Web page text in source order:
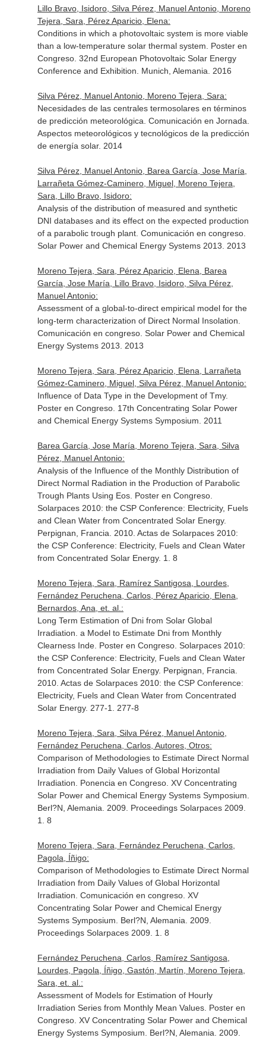
Lillo Bravo, Isidoro, Silva Pérez, Manuel Antonio, Moreno
Tejera, Sara, Pérez Aparicio, Elena:
Conditions in which a photovoltaic system is more viable
than a low-temperature solar thermal system. Poster en
Congreso. 32nd European Photovoltaic Solar Energy
Conference and Exhibition. Munich, Alemania. 2016
Silva Pérez, Manuel Antonio, Moreno Tejera, Sara:
Necesidades de las centrales termosolares en términos
de predicción meteorológica. Comunicación en Jornada.
Aspectos meteorológicos y tecnológicos de la predicción
de energía solar. 2014
Silva Pérez, Manuel Antonio, Barea García, Jose María,
Larrañeta Gómez-Caminero, Miguel, Moreno Tejera,
Sara, Lillo Bravo, Isidoro:
Analysis of the distribution of measured and synthetic
DNI databases and its effect on the expected production
of a parabolic trough plant. Comunicación en congreso.
Solar Power and Chemical Energy Systems 2013. 2013
Moreno Tejera, Sara, Pérez Aparicio, Elena, Barea
García, Jose María, Lillo Bravo, Isidoro, Silva Pérez,
Manuel Antonio:
Assessment of a global-to-direct empirical model for the
long-term characterization of Direct Normal Insolation.
Comunicación en congreso. Solar Power and Chemical
Energy Systems 2013. 2013
Moreno Tejera, Sara, Pérez Aparicio, Elena, Larrañeta
Gómez-Caminero, Miguel, Silva Pérez, Manuel Antonio:
Influence of Data Type in the Development of Tmy.
Poster en Congreso. 17th Concentrating Solar Power
and Chemical Energy Systems Symposium. 2011
Barea García, Jose María, Moreno Tejera, Sara, Silva
Pérez, Manuel Antonio:
Analysis of the Influence of the Monthly Distribution of
Direct Normal Radiation in the Production of Parabolic
Trough Plants Using Eos. Poster en Congreso.
Solarpaces 2010: the CSP Conference: Electricity, Fuels
and Clean Water from Concentrated Solar Energy.
Perpignan, Francia. 2010. Actas de Solarpaces 2010:
the CSP Conference: Electricity, Fuels and Clean Water
from Concentrated Solar Energy. 1. 8
Moreno Tejera, Sara, Ramírez Santigosa, Lourdes,
Fernández Peruchena, Carlos, Pérez Aparicio, Elena,
Bernardos, Ana, et. al.:
Long Term Estimation of Dni from Solar Global
Irradiation. a Model to Estimate Dni from Monthly
Clearness Inde. Poster en Congreso. Solarpaces 2010:
the CSP Conference: Electricity, Fuels and Clean Water
from Concentrated Solar Energy. Perpignan, Francia.
2010. Actas de Solarpaces 2010: the CSP Conference:
Electricity, Fuels and Clean Water from Concentrated
Solar Energy. 277-1. 277-8
Moreno Tejera, Sara, Silva Pérez, Manuel Antonio,
Fernández Peruchena, Carlos, Autores, Otros:
Comparison of Methodologies to Estimate Direct Normal
Irradiation from Daily Values of Global Horizontal
Irradiation. Ponencia en Congreso. XV Concentrating
Solar Power and Chemical Energy Systems Symposium.
Berl?N, Alemania. 2009. Proceedings Solarpaces 2009.
1. 8
Moreno Tejera, Sara, Fernández Peruchena, Carlos,
Pagola, Íñigo:
Comparison of Methodologies to Estimate Direct Normal
Irradiation from Daily Values of Global Horizontal
Irradiation. Comunicación en congreso. XV
Concentrating Solar Power and Chemical Energy
Systems Symposium. Berl?N, Alemania. 2009.
Proceedings Solarpaces 2009. 1. 8
Fernández Peruchena, Carlos, Ramírez Santigosa,
Lourdes, Pagola, Íñigo, Gastón, Martín, Moreno Tejera,
Sara, et. al.:
Assessment of Models for Estimation of Hourly
Irradiation Series from Monthly Mean Values. Poster en
Congreso. XV Concentrating Solar Power and Chemical
Energy Systems Symposium. Berl?N, Alemania. 2009.